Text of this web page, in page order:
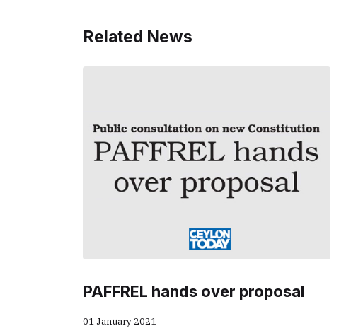
Related News
PAFFREL hands over proposal
01 January 2021